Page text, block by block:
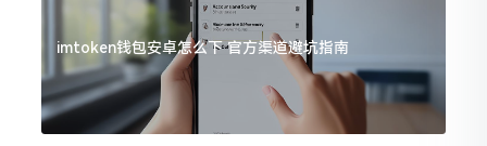
imtoken钱包安卓怎么下 官方渠道避坑指南